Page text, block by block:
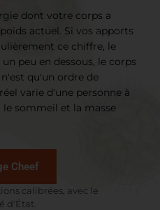
dont votre corps a
actuel. Si vos apports
ce chiffre, le
peu en dessous, le corps
n'est qu'un ordre de
varie d'une personne à
le sommeil et la masse
Cheef
calibrées, avec le
d'État.